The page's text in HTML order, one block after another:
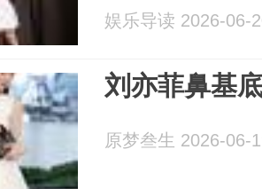
娱乐导读 2026-06-
刘亦菲鼻基
原梦叁生 2026-06-